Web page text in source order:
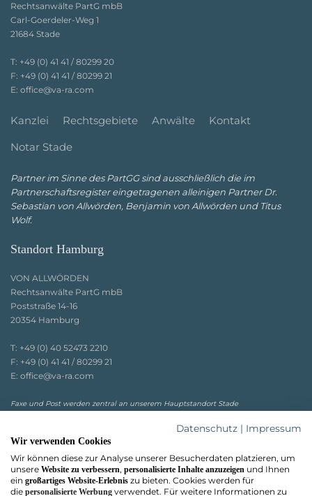
Rechtsanwälte PartG mbB
Carl-Goerdeler-Weg 1
21684 Stade
T: +49 (0) 41 41 / 80299 20
F: +49 (0) 41 41 / 80299 21
E: office@va-ra.com
Kanzlei Rechtsgebiete Anwälte
Kontakt
Notar Stade
Partner im Sinne des PartGG sind ausschließlich die im
Partnerschaftsregister eingetragenen alleinigen Partner Dr.
Sebastian von Allwörden, Benjamin von Allwörden und Titus
Wolf.
Standort Hamburg
VON ALLWÖRDEN
Rechtsanwälte PartG mbB
Poststraße 14-16
20354 Hamburg
T: +49 (0) 40 52473 2210
F: +49 (0) 41 41 / 80299 21
E: office@va-ra.com
Faxe und Post werden zentral an unserem Hauptstandort Stade
Datenschutz | Impressum
Wir verwenden Cookies
Wir können diese zur Analyse unserer Besucherdaten platzieren, um
unsere Website zu verbessern, personalisierte Inhalte anzuzeigen und Ihnen
ein großartiges Website-Erlebnis zu bieten. Cookies werden für
die personalisierte Werbung verwendet. Für weitere Informationen zu